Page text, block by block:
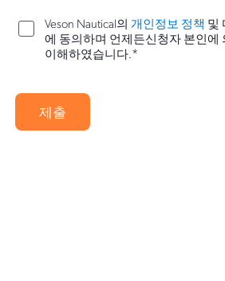
Veson Nautical의 개인정보 정책 및
에 동의하며 언제든신청자 본인에
이해하였습니다. *